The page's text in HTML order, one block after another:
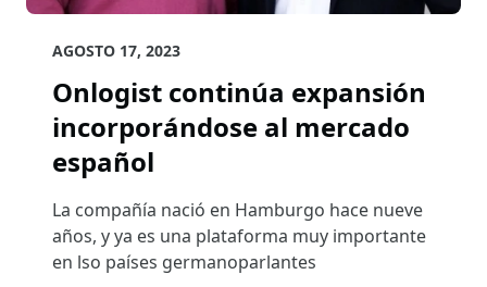
AGOSTO 17, 2023
Onlogist continúa expansión
incorporándose al mercado
español
La compañía nació en Hamburgo hace nueve
años, y ya es una plataforma muy importante
en lso países germanoparlantes